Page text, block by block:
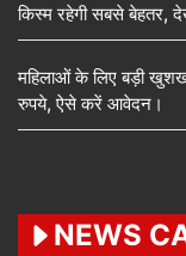
किस्म रहेगी सबसे बेहतर,
महिलाओं के लिए बड़ी
रुपये, ऐसे करें आवेदन।
NEWS